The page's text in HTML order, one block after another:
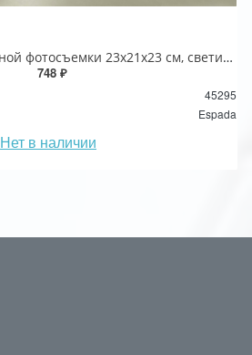
Лайт-куб для предметной фотосъемки 23x21x23 см, светильник LED USB, модель ELC20, Espada
748 ₽
45295
Espada
Нет в наличии